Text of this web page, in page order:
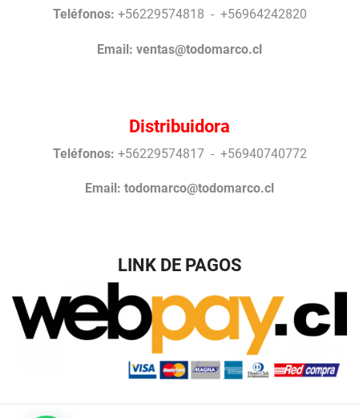
Teléfonos: +56229574818 - +56964242820
Email: ventas@todomarco.cl
Distribuidora
Teléfonos: +56229574817 - +56940740772
Email: todomarco@todomarco.cl
LINK DE PAGOS